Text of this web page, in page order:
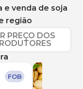
e venda de soja
região
PREÇO DOS
FOB